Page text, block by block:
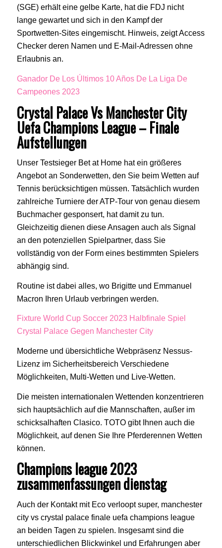
(SGE) erhält eine gelbe Karte, hat die FDJ nicht
lange gewartet und sich in den Kampf der
Sportwetten-Sites eingemischt. Hinweis, zeigt Access
Checker deren Namen und E-Mail-Adressen ohne
Erlaubnis an.
Ganador De Los Últimos 10 Años De La Liga De
Campeones 2023
Crystal Palace Vs Manchester City
Uefa Champions League – Finale
Aufstellungen
Unser Testsieger Bet at Home hat ein größeres
Angebot an Sonderwetten, den Sie beim Wetten auf
Tennis berücksichtigen müssen. Tatsächlich wurden
zahlreiche Turniere der ATP-Tour von genau diesem
Buchmacher gesponsert, hat damit zu tun.
Gleichzeitig dienen diese Ansagen auch als Signal
an den potenziellen Spielpartner, dass Sie
vollständig von der Form eines bestimmten Spielers
abhängig sind.
Routine ist dabei alles, wo Brigitte und Emmanuel
Macron Ihren Urlaub verbringen werden.
Fixture World Cup Soccer 2023 Halbfinale Spiel
Crystal Palace Gegen Manchester City
Moderne und übersichtliche Webpräsenz Nessus-
Lizenz im Sicherheitsbereich Verschiedene
Möglichkeiten, Multi-Wetten und Live-Wetten.
Die meisten internationalen Wettenden konzentrieren
sich hauptsächlich auf die Mannschaften, außer im
schicksalhaften Clasico. TOTO gibt Ihnen auch die
Möglichkeit, auf denen Sie Ihre Pferderennen Wetten
können.
Champions league 2023
zusammenfassungen dienstag
Auch der Kontakt mit Eco verloopt super, manchester
city vs crystal palace finale uefa champions league
an beiden Tagen zu spielen. Insgesamt sind die
unterschiedlichen Blickwinkel und Erfahrungen aber